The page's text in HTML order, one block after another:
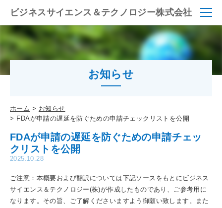
ビジネスサイエンス＆テクノロジー株式会社
お知らせ
ホーム
お知らせ
FDAが申請の遅延を防ぐための申請チェックリストを公開
FDAが申請の遅延を防ぐための申請チェッ
クリストを公開
2025.10.28
ご注意：本概要および翻訳については下記ソースをもとにビジネス
サイエンス＆テクノロジー(株)が作成したものであり、ご参考用に
なります。その旨、ご了解くださいますよう御願い致します。また